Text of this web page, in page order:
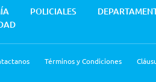
POLICIALES
Términos y Condiciones